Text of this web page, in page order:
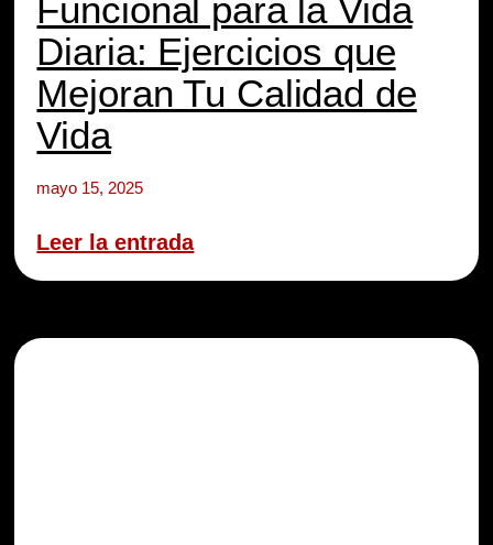
Funcional para la Vida
Diaria: Ejercicios que
Mejoran Tu Calidad de
Vida
mayo 15, 2025
Leer la entrada